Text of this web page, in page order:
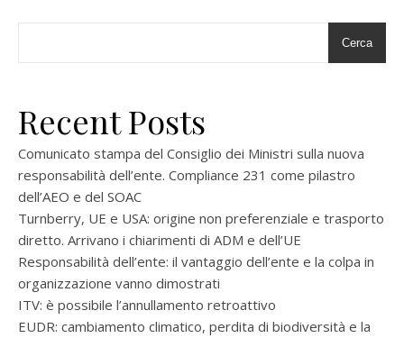
Cerca
Recent Posts
Comunicato stampa del Consiglio dei Ministri sulla nuova
responsabilità dell’ente. Compliance 231 come pilastro
dell’AEO e del SOAC
Turnberry, UE e USA: origine non preferenziale e trasporto
diretto. Arrivano i chiarimenti di ADM e dell’UE
Responsabilità dell’ente: il vantaggio dell’ente e la colpa in
organizzazione vanno dimostrati
ITV: è possibile l’annullamento retroattivo
EUDR: cambiamento climatico, perdita di biodiversità e la